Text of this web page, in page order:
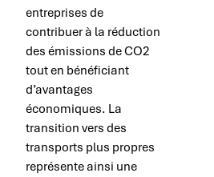
entreprises de
contribuer à la réduction
des émissions de CO2
tout en bénéficiant
d’avantages
économiques. La
transition vers des
transports plus propres
représente ainsi une